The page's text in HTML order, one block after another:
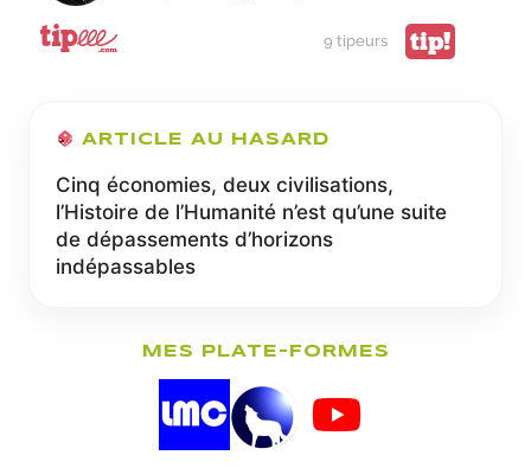
9 tipeurs tip!
ARTICLE AU HASARD
Cinq économies, deux civilisations,
l’Histoire de l’Humanité n’est qu’une suite
de dépassements d’horizons
indépassables
MES PLATE-FORMES